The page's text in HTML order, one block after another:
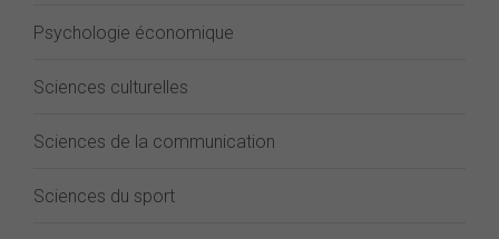
Psychologie économique
Sciences culturelles
Sciences de la communication
Sciences du sport